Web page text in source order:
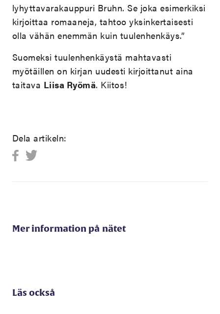
lyhyttavarakauppuri Bruhn. Se joka esimerkiksi
kirjoittaa romaaneja, tahtoo yksinkertaisesti
olla vähän enemmän kuin tuulenhenkäys.”
Suomeksi tuulenhenkäystä mahtavasti
myötäillen on kirjan uudesti kirjoittanut aina
taitava Liisa Ryömä. Kiitos!
Dela artikeln:
Mer information på nätet
Läs också